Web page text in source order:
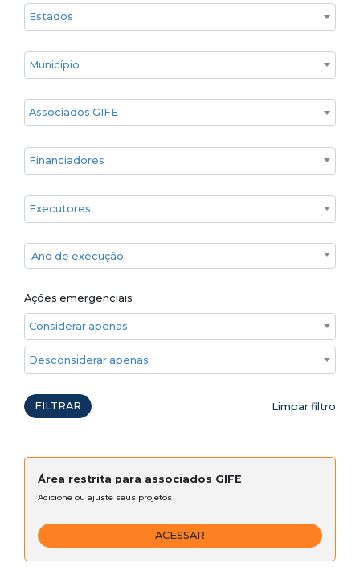
Estado
Cidade
Associados GIFE
Financiadores
Executores
Ano de execução
Ano de execução
Ações emergenciais
Considerar apenas ações emergenciais
Desconsiderar apenas ações emergenciais
FILTRAR Limpar filtro
Área restrita para associados GIFE
Adicione ou ajuste seus projetos
ACESSAR